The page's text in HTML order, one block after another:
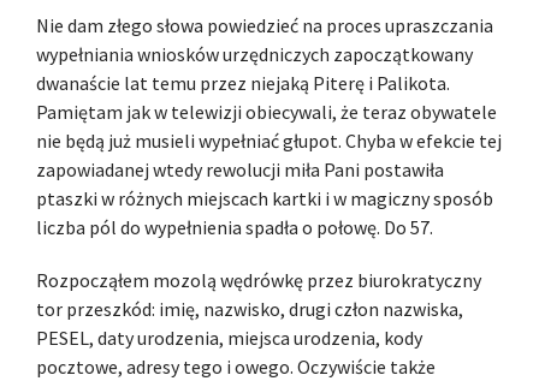
Nie dam złego słowa powiedzieć na proces upraszczania
wypełniania wniosków urzędniczych zapoczątkowany
dwanaście lat temu przez niejaką Piterę i Palikota.
Pamiętam jak w telewizji obiecywali, że teraz obywatele
nie będą już musieli wypełniać głupot. Chyba w efekcie tej
zapowiadanej wtedy rewolucji miła Pani postawiła
ptaszki w różnych miejscach kartki i w magiczny sposób
liczba pól do wypełnienia spadła o połowę. Do 57.
Rozpocząłem mozolą wędrówkę przez biurokratyczny
tor przeszkód: imię, nazwisko, drugi człon nazwiska,
PESEL, daty urodzenia, miejsca urodzenia, kody
pocztowe, adresy tego i owego. Oczywiście także